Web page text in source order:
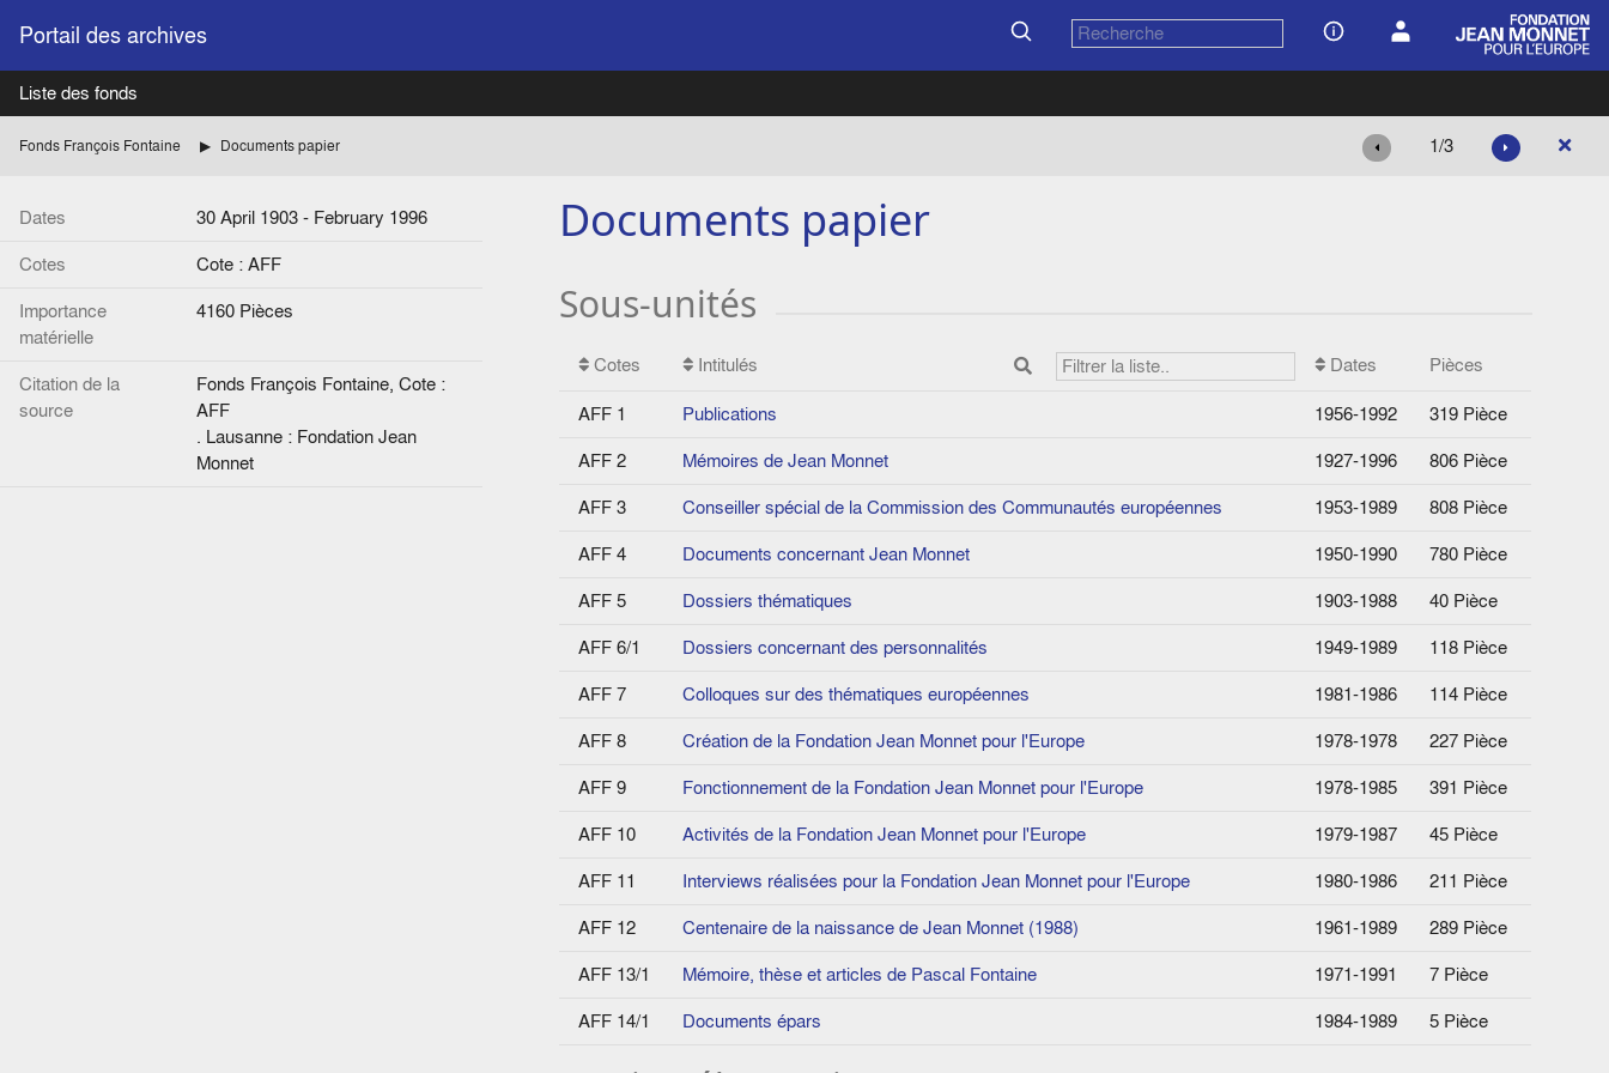
Portail des archives
Liste des fonds
Fonds François Fontaine Documents papier 1/3
Dates
30 April 1903 - February 1996
Cotes
Cote : AFF
Importance
matérielle
4160 Pièces
Citation de la
source
Fonds François Fontaine, Cote :
AFF
. Lausanne : Fondation Jean
Monnet
Documents papier
Sous-unités
Cotes Intitulés Dates
Pièces
AFF 1
Publications 1956-1992
319 Pièce
AFF 2
Mémoires de Jean Monnet 1927-1996
806 Pièce
AFF 3
Conseiller spécial de la Commission des Communautés européennes 1953-1989
808 Pièce
AFF 4
Documents concernant Jean Monnet 1950-1990
780 Pièce
AFF 5
Dossiers thématiques 1903-1988
40 Pièce
AFF 6/1
Dossiers concernant des personnalités 1949-1989
118 Pièce
AFF 7
Colloques sur des thématiques européennes 1981-1986
114 Pièce
AFF 8
Création de la Fondation Jean Monnet pour l'Europe 1978-1978
227 Pièce
AFF 9
Fonctionnement de la Fondation Jean Monnet pour l'Europe 1978-1985
391 Pièce
AFF 10
Activités de la Fondation Jean Monnet pour l'Europe 1979-1987
45 Pièce
AFF 11
Interviews réalisées pour la Fondation Jean Monnet pour l'Europe 1980-1986
211 Pièce
AFF 12
Centenaire de la naissance de Jean Monnet (1988) 1961-1989
289 Pièce
AFF 13/1
Mémoire, thèse et articles de Pascal Fontaine 1971-1991
7 Pièce
AFF 14/1
Documents épars 1984-1989 5 Pièce